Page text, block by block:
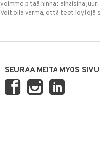
voimme pitää hinnat alhaisina
Voit olla varma, että teet löytöjä
SEURAA MEITÄ MYÖS